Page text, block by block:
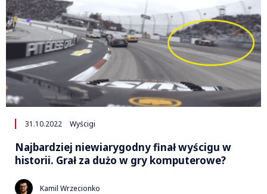
31.10.2022 Wyścigi
Najbardziej niewiarygodny finał wyścigu w
historii. Grał za dużo w gry komputerowe?
Kamil Wrzecionko